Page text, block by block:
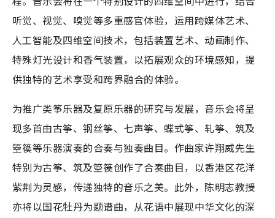
听觉、视觉、嗅觉等多重感官体验，运用跨媒体艺术、
人工智能及四维空间技术，包括装置艺术、动画制作、
特殊灯光设计和香气装置，以拓展观众的环境感知，提
供独特的艺术享受和跨界融合的体验。
为推广类筝乐器及复原乐器的研究与发展，音乐会将呈
现多首由古筝、钢丝筝、七声筝、蝶式筝、轧筝、筑及
箜篌等乐器演奏的合奏与独奏曲目。作曲家许翔威先生
特别为古筝、筑及箜篌创作了合奏曲目，以香港区花洋
紫荆为灵感，传递独特的音乐之美。此外，陈明志教授
亦将以国花牡丹为题谱曲，从花语中展现中华文化的深